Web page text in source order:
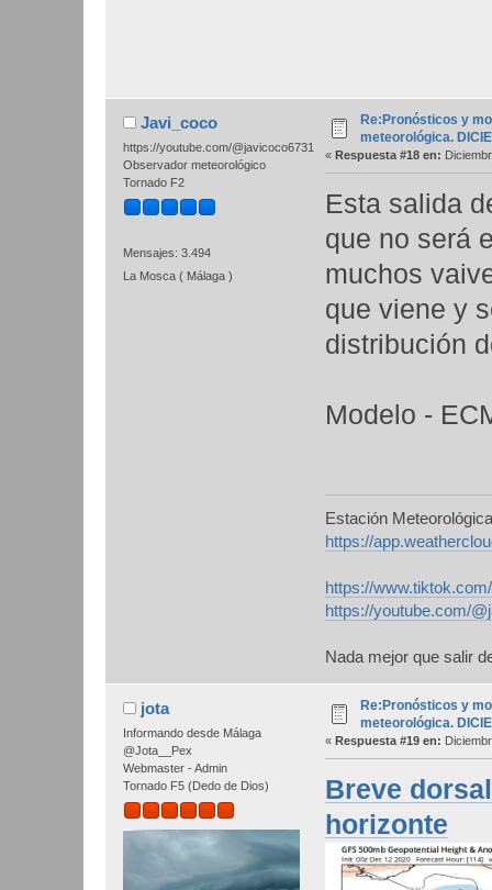
Javi_coco
https://youtube.com/@javicoco6731
Observador meteorológico
Tornado F2
Mensajes: 3.494
La Mosca ( Málaga )
Re:Pronósticos y
meteorológica.
« Respuesta #18 en:
Esta salida
que no será
muchos
que viene y
distribución
Modelo -
Estación
https://
https://
https://youtube.com/
Nada mejor que salir
jota
Informando desde Málaga
@Jota__Pex
Webmaster - Admin
Tornado F5 (Dedo de Dios)
Re:Pronósticos y
meteorológica.
« Respuesta #19 en:
Breve
horizonte